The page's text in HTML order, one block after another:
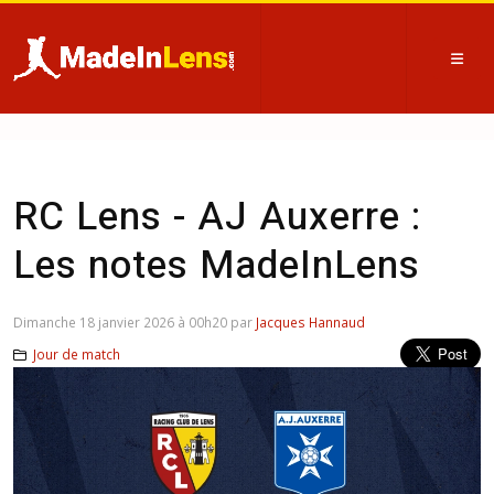
RC Lens - AJ Auxerre :
Les notes MadeInLens
Dimanche 18 janvier 2026 à 00h20 par Jacques Hannaud
Jour de match